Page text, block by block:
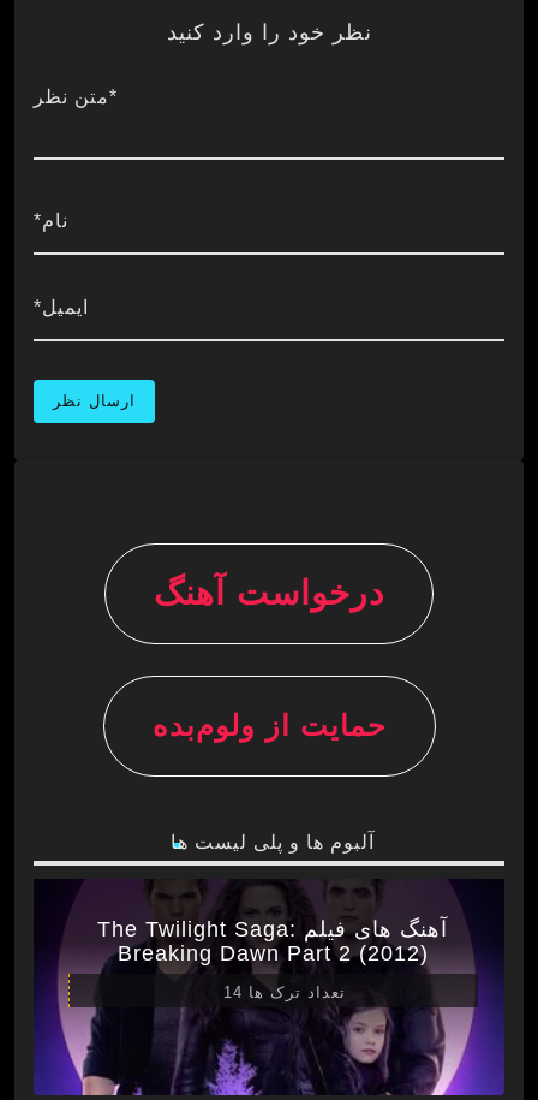
نظر خود را وارد کنید
*متن نظر
نام*
ایمیل*
درخواست آهنگ
حمایت از ولوم‌بده
آلبوم ها و پلی لیست ها
آهنگ های فیلم The Twilight Saga:
Breaking Dawn Part 2 (2012)
تعداد ترک ها 14